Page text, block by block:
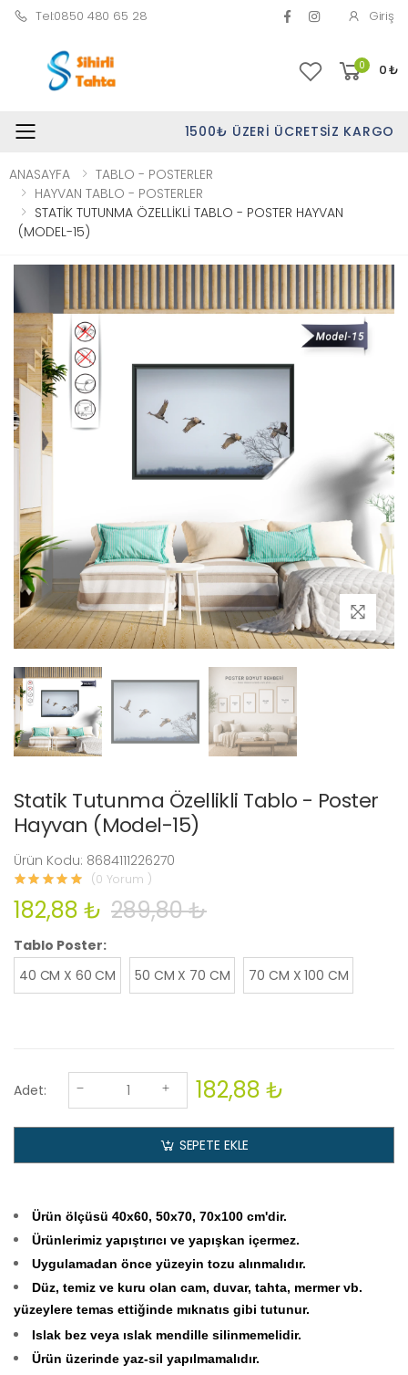
Tel:0850 480 65 28 Giriş
0 0₺
Toggle mobile menu1500₺ ÜZERI ÜCRETSIZ KARGO
ANASAYFA
TABLO - POSTERLER
HAYVAN TABLO - POSTERLER
STATİK TUTUNMA ÖZELLİKLİ TABLO - POSTER HAYVAN
(MODEL-15)
Statik Tutunma Özellikli Tablo - Poster
Hayvan (Model-15)
Ürün Kodu: 8684111226270
(0 Yorum )
182,88 ₺ 289,80 ₺
Tablo Poster:
40 CM X 60 CM
50 CM X 70 CM 70 CM X 100 CM
Adet: 182,88 ₺
SEPETE EKLE
Ürün ölçüsü 40x60, 50x70, 70x100 cm'dir.
Ürünlerimiz yapıştırıcı ve yapışkan içermez.
Uygulamadan önce yüzeyin tozu alınmalıdır.
Düz, temiz ve kuru olan cam, duvar, tahta, mermer vb.
yüzeylere temas ettiğinde mıknatıs gibi tutunur.
Islak bez veya ıslak mendille silinmemelidir.
Ürün üzerinde yaz-sil yapılmamalıdır.